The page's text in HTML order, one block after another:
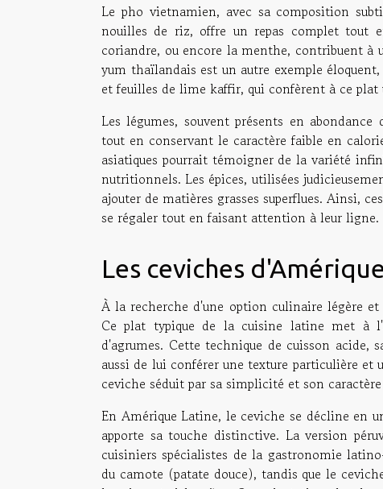
Le pho vietnamien, avec sa composition
nouilles de riz, offre un repas complet tout
coriandre, ou encore la menthe, contribuent
yum thaïlandais est un autre exemple
et feuilles de lime kaffir, qui confèrent à ce
Les légumes, souvent présents en
tout en conservant le caractère faible en
asiatiques pourrait témoigner de la variété
nutritionnels. Les épices, utilisées
ajouter de matières grasses superflues. Ainsi,
se régaler tout en faisant attention à leur ligne.
Les ceviches
À la recherche d'une option culinaire légère
Ce plat typique de la cuisine latine met à
d'agrumes. Cette technique de cuisson acide,
aussi de lui conférer une texture particulière
ceviche séduit par sa simplicité et son
En Amérique Latine, le ceviche se décline en
apporte sa touche distinctive. La version
cuisiniers spécialistes de la gastronomie
du camote (patate douce), tandis que le